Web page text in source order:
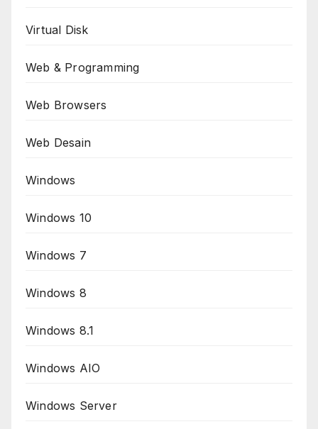
Virtual Disk
Web & Programming
Web Browsers
Web Desain
Windows
Windows 10
Windows 7
Windows 8
Windows 8.1
Windows AIO
Windows Server